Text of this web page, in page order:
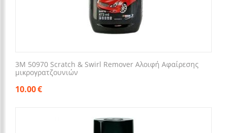
3M 50970 Scratch & Swirl Remover Αλοιφή Αφαίρεσης
μικρογρατζουνιών
10.00€